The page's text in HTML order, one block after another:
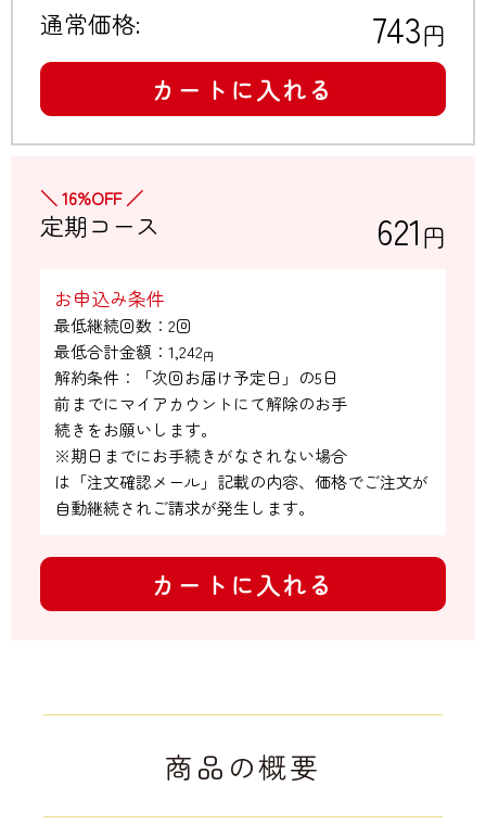
通常価格: 743円
カートに入れる
＼ 16%OFF ／
定期コース 621円
お申込み条件
最低継続回数：2回
最低合計金額： 1,242円
解約条件：「次回お届け予定日」の5日
前までにマイアカウントにて解除のお手
続きをお願いします。
※期日までにお手続きがなされない場合
は「注文確認メール」記載の内容、価格でご注文が
自動継続されご請求が発生します。
カートに入れる
商品の概要